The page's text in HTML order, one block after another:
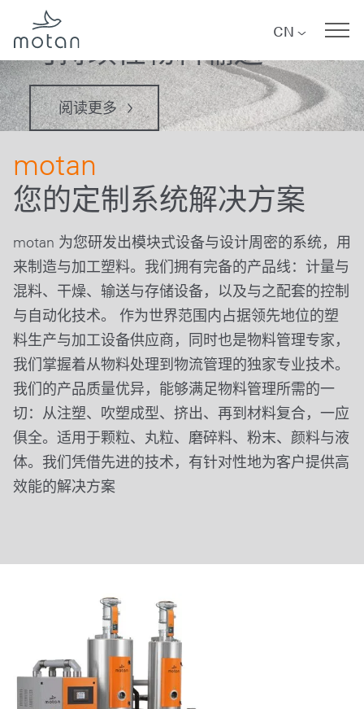
Skip to main navigation
Skip to main content
Skip to page footer
CN
motan
可持续性物料输送
阅读更多
您的定制系统解决方案
motan
motan 为您研发出模块式设备与设计周密的系统，用
来制造与加工塑料。我们拥有完备的产品线：计量与
混料、干燥、输送与存储设备，以及与之配套的控制
与自动化技术。 作为世界范围内占据领先地位的塑
料生产与加工设备供应商，同时也是物料管理专家，
我们掌握着从物料处理到物流管理的独家专业技术。
我们的产品质量优异，能够满足物料管理所需的一
切：从注塑、吹塑成型、挤出、再到材料复合，一应
俱全。适用于颗粒、丸粒、磨碎料、粉末、颜料与液
体。我们凭借先进的技术，有针对性地为客户提供高
效能的解决方案